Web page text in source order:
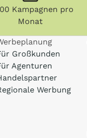
Kampagnen pro
Monat
Großkunden
Agenturen
Werbung